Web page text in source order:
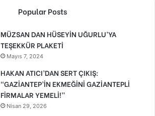
Popular Posts
MÜZSAN DAN HÜSEYİN UĞURLU’YA
TEŞEKKÜR PLAKETİ
Mayıs 7, 2024
HAKAN ATICI’DAN SERT ÇIKIŞ:
“GAZİANTEP’İN EKMEĞİNİ GAZİANTEPLİ
FİRMALAR YEMELİ!”
Nisan 29, 2026